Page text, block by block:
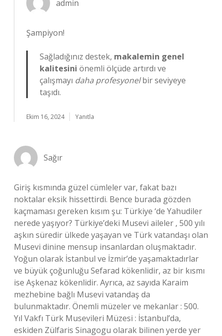
admin
Şampiyon!
Sağladığınız destek, makalemin genel
kalitesini önemli ölçüde artırdı ve
çalışmayı daha profesyonelbir seviyeye
taşıdı.
Ekim 16, 2024 Yanıtla
Sağır
Giriş kısmında güzel cümleler var, fakat bazı
noktalar eksik hissettirdi. Bence burada gözden
kaçmaması gereken kısım şu: Türkiye ‘de Yahudiler
nerede yaşıyor? Türkiye’deki Musevi aileler , 500 yılı
aşkın süredir ülkede yaşayan ve Türk vatandaşı olan
Musevi dinine mensup insanlardan oluşmaktadır.
Yoğun olarak İstanbul ve İzmir’de yaşamaktadırlar
ve büyük çoğunluğu Sefarad kökenlidir, az bir kısmı
ise Aşkenaz kökenlidir. Ayrıca, az sayıda Karaim
mezhebine bağlı Musevi vatandaş da
bulunmaktadır. Önemli müzeler ve mekanlar : 500.
Yıl Vakfı Türk Musevileri Müzesi : İstanbul’da,
eskiden Zülfaris Sinagogu olarak bilinen yerde yer